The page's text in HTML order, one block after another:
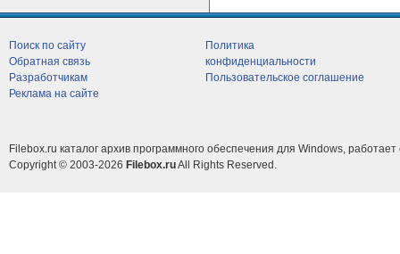
Поиск по сайту
Обратная связь
Разработчикам
Реклама на сайте
Политика
конфиденциальности
Пользовательское соглашение
Filebox.ru каталог архив программного обеспечения для Windows, работает
Copyright © 2003-2026 Filebox.ruAll Rights Reserved.